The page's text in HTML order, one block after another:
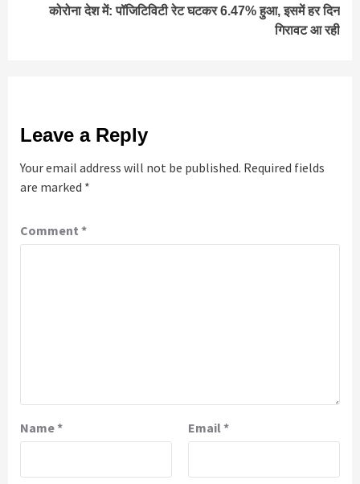
कोरोना देश में: पॉजिटिविटी रेट घटकर 6.47% हुआ, इसमें हर दिन
गिरावट आ रही
Leave a Reply
Your email address will not be published. Required fields
are marked *
Comment *
Name* Email*